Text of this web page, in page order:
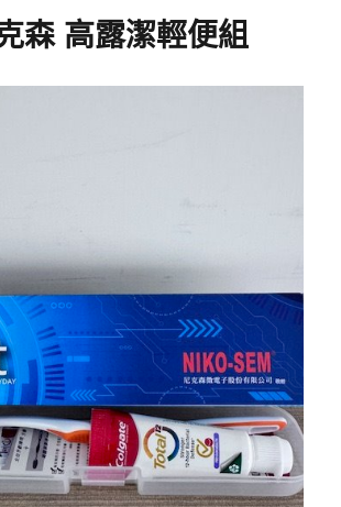
森 高露潔輕便組